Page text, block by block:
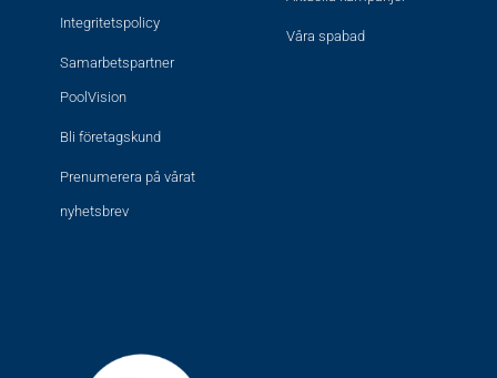
Integritetspolicy
Samarbetspartner
PoolVision
Bli företagskund
Prenumerera på vårat
nyhetsbrev
Våra spabad